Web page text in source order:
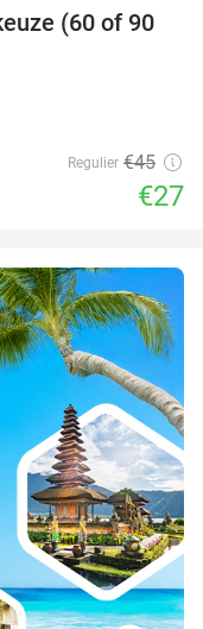
40%
(60 of 90
Regulier €45
€27